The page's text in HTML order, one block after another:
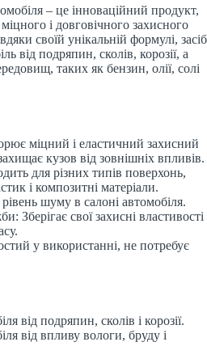
– це інноваційний продукт,
і довговічного захисного
своїй унікальній формулі, засіб
від подряпин, сколів, корозії, а
таких як бензин, олії, солі
міцний і еластичний захисний
кузов від зовнішніх впливів.
для різних типів поверхонь,
і композитні матеріали.
шуму в салоні автомобіля.
Зберігає свої захисні властивості
у використанні, не потребує
від подряпин, сколів і корозії.
від впливу вологи, бруду і